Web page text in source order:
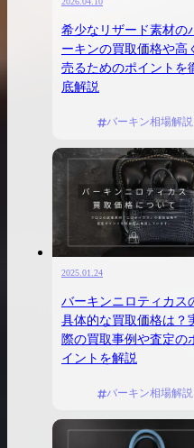
希少なリザード素材の
ーキンの買取価格や高
売るためのポイントを
底解説
バーキン相場解説
2025.01.24
バーキンニロティカス
具体的な買取価格は？
際の買取事例や査定の
イントを解説
バーキン相場解説